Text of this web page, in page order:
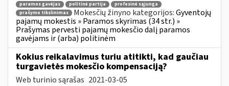
paramos gavėjas
politinė partija
profesinė sąjunga
prašymo tikslinimas
Mokesčių žinyno kategorijos:Gyventojų
pajamų mokestis » Paramos skyrimas (34 str.) »
Prašymas pervesti pajamų mokesčio dalį paramos
gavėjams ir (arba) politinėm
Kokius reikalavimus turiu atitikti, kad gaučiau
turgavietės mokesčio kompensaciją?
Web turinio sąrašas 2021-03-05